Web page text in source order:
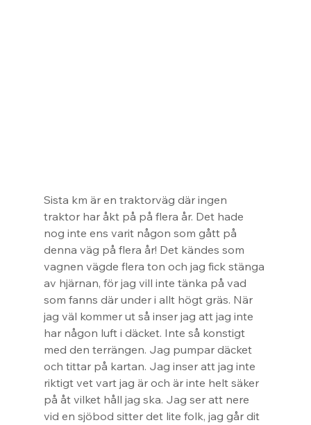
Sista km är en traktorväg där ingen
traktor har åkt på på flera år. Det hade
nog inte ens varit någon som gått på
denna väg på flera år! Det kändes som
vagnen vägde flera ton och jag fick stänga
av hjärnan, för jag vill inte tänka på vad
som fanns där under i allt högt gräs. När
jag väl kommer ut så inser jag att jag inte
har någon luft i däcket. Inte så konstigt
med den terrängen. Jag pumpar däcket
och tittar på kartan. Jag inser att jag inte
riktigt vet vart jag är och är inte helt säker
på åt vilket håll jag ska. Jag ser att nere
vid en sjöbod sitter det lite folk, jag går dit